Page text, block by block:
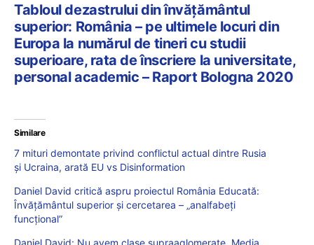
Tabloul dezastrului din învățământul
superior: România – pe ultimele locuri din
Europa la numărul de tineri cu studii
superioare, rata de înscriere la universitate,
personal academic – Raport Bologna 2020
Similare
7 mituri demontate privind conflictul actual dintre Rusia
și Ucraina, arată EU vs Disinformation
Daniel David critică aspru proiectul România Educată:
Învățământul superior și cercetarea – „analfabeți
funcțional”
Daniel David: Nu avem clase supraaglomerate. Media